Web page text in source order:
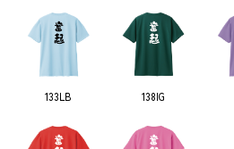
133LB 138IG